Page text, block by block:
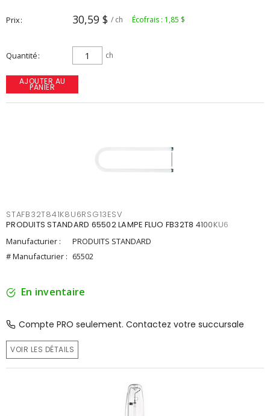
Prix 30,59 $ / ch Écofrais : 1,85 $
Quantité ch
AJOUTER AU
PANIER
STAFB32T841K8U6RSG13ESV
PRODUITS STANDARD 65502 LAMPE FLUO FB32T8 4100KU6
Manufacturier :
PRODUITS STANDARD
# Manufacturier : 65502
En inventaire
Compte PRO seulement. Contactez votre succursale
VOIR LES DÉTAILS